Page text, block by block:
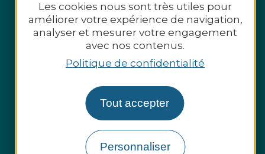
Les cookies nous sont très utiles pour
améliorer votre expérience de navigation,
analyser et mesurer votre engagement
avec nos contenus.
Politique de confidentialité
Tout accepter
Personnaliser
Espace presse
Espace pro